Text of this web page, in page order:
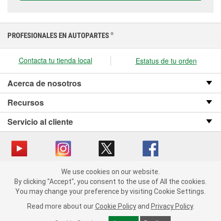
We use cookies on our website. By clicking "Accept", you consent
to the use of All the cookies.
You may change your preference by visiting Cookie Settings.
Read more about our Cookie Policy and Privacy Policy.
PROFESIONALES EN AUTOPARTES ®
Contacta tu tienda local Estatus de tu orden
Acerca de nosotros
Recursos
Servicio al cliente
Copyright © 2008-2026 O’Reilly Auto Parts v OST_3.2.0.0.729 (3) cv1361
catalog_main
Política de privacidad
Ley de transparencia en las cadenas de suministro
de California
We use cookies on our website.
By clicking "Accept", you consent to the use of All the cookies.
You may change your preference by visiting Cookie Settings.
Read more about our Cookie Policy and Privacy Policy.